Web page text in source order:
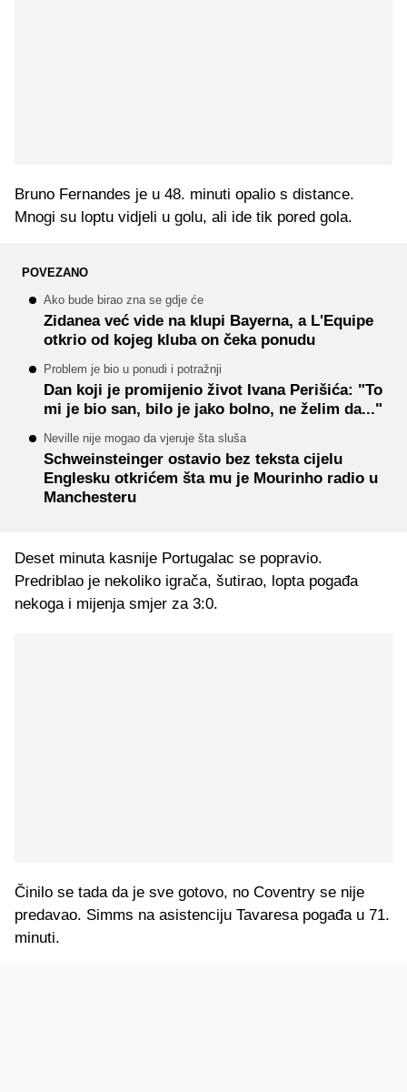
Bruno Fernandes je u 48. minuti opalio s distance.
Mnogi su loptu vidjeli u golu, ali ide tik pored gola.
POVEZANO
Ako bude birao zna se gdje će
Zidanea već vide na klupi Bayerna, a L'Equipe
otkrio od kojeg kluba on čeka ponudu
Problem je bio u ponudi i potražnji
Dan koji je promijenio život Ivana Perišića: "To
mi je bio san, bilo je jako bolno, ne želim da..."
Neville nije mogao da vjeruje šta sluša
Schweinsteinger ostavio bez teksta cijelu
Englesku otkrićem šta mu je Mourinho radio u
Manchesteru
Deset minuta kasnije Portugalac se popravio.
Predriblao je nekoliko igrača, šutirao, lopta pogađa
nekoga i mijenja smjer za 3:0.
Činilo se tada da je sve gotovo, no Coventry se nije
predavao. Simms na asistenciju Tavaresa pogađa u 71.
minuti.